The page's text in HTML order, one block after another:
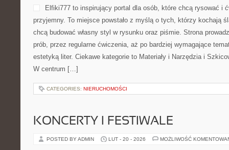
CATEGORIES:
POSTED BY ADMIN LUT - 21 - 2026 MOŻLIWOŚĆ
Elfiki777 to inspirujący